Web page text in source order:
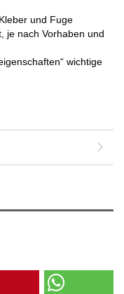
und Fuge
je nach Vorhaben und
wichtige